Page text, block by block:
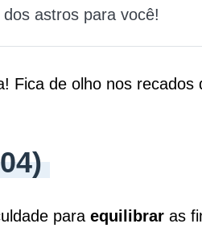
astros para você!
Fica de olho nos recados
para equilibrar as